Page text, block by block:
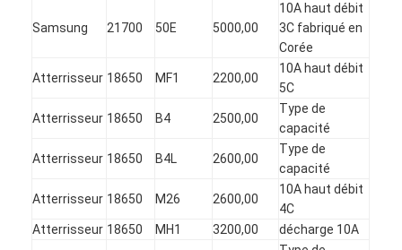
batterie de voiture hybride
Samsung 21700 50E 5000,00
10A haut débit
3C fabriqué en
Corée
Atterrisseur 18650 MF1 2200,00
10A haut débit
5C
Atterrisseur 18650 B4 2500,00
Type de
capacité
Atterrisseur 18650 B4L 2600,00
Type de
capacité
Atterrisseur 18650 M26 2600,00
10A haut débit
4C
Atterrisseur 18650 MH1 3200,00 décharge 10A